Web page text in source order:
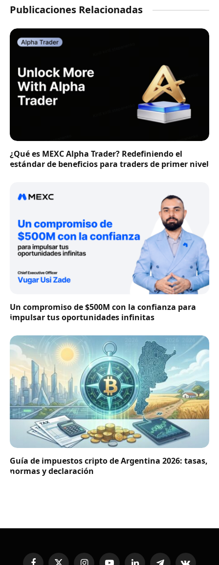
Publicaciones Relacionadas
¿Qué es MEXC Alpha Trader? Redefiniendo el
estándar de beneficios para traders de primer nivel
Un compromiso de $500M con la confianza para
impulsar tus oportunidades infinitas
Guía de impuestos cripto de Argentina 2026: tasas,
normas y declaración